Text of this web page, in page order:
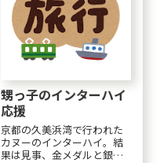
甥っ子のインターハイ
応援
京都の久美浜湾で行われた
カヌーのインターハイ。結
果は見事、金メダルと銀メ